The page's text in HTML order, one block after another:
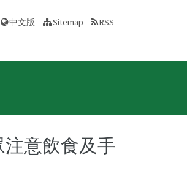
中文版 Sitemap RSS
意飲食及手